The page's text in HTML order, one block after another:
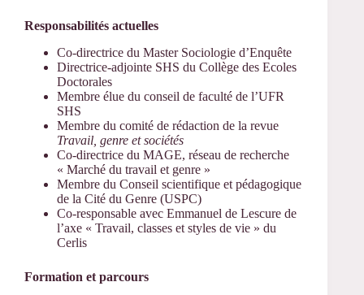
Responsabilités actuelles
Co-directrice du Master Sociologie d’Enquête
Directrice-adjointe SHS du Collège des Ecoles
Doctorales
Membre élue du conseil de faculté de l’UFR
SHS
Membre du comité de rédaction de la revue
Travail, genre et sociétés
Co-directrice du MAGE, réseau de recherche
« Marché du travail et genre »
Membre du Conseil scientifique et pédagogique
de la Cité du Genre (USPC)
Co-responsable avec Emmanuel de Lescure de
l’axe « Travail, classes et styles de vie » du
Cerlis
Formation et parcours